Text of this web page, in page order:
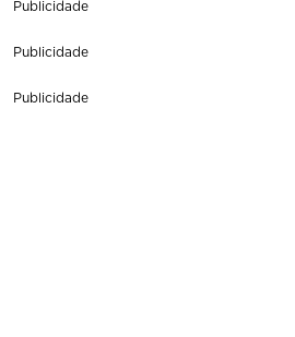
Publicidade
Publicidade
Publicidade